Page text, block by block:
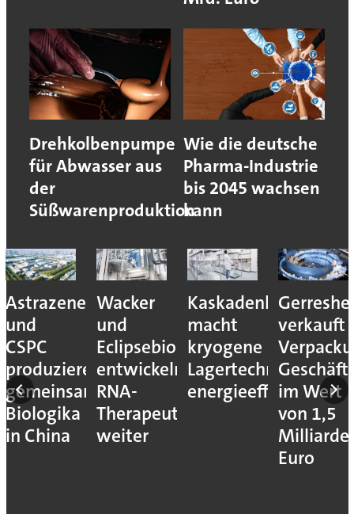
Drehkolbenpumpe
für Abwasser aus
der
Süßwarenproduktion
Wie die deutsche
Pharma-Industrie
bis 2045 wachsen
kann
Astrazeneca
und
CSPC
produzieren
gemeinsam
Biologika
in China
Wacker
und
Eclipsebio
entwickeln
RNA-
Therapeutika
weiter
Kaskadenkonzept
macht
kryogene
Lagertechnik
energieeffizienter
verkauft
im Wert
von 1,5
Euro